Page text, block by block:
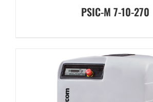
PSIC-M 7-10-270